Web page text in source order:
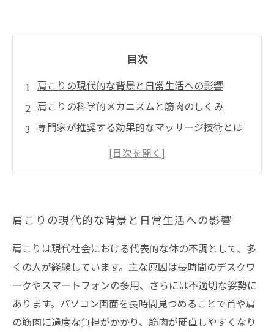
目次
肩こりの現代的な背景と日常生活への影響
肩こりの科学的メカニズムと筋肉のしくみ
専門家が推奨する効果的なマッサージ技術とは
日常生活で実践可能なセルフマッサージとケア
肩こりの現代的な背景と日常生活への影響
肩こりは現代社会における代表的な体の不調として、多
くの人が経験しています。主な原因は長時間のデスクワ
ークやスマートフォンの多用、さらには不適切な姿勢に
あります。パソコン画面を長時間見つめることで首や肩
の筋肉に過度な負担がかかり、筋肉が硬直しやすくなり